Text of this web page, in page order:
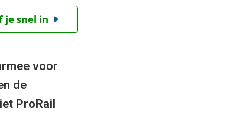
je snel in
voor
de
ProRail